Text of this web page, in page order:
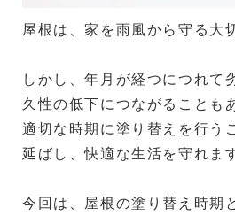
屋根は、家を雨風から守る大
しかし、年月が経つにつれて
久性の低下につながることも
適切な時期に塗り替えを行う
延ばし、快適な生活を守れま
今回は、屋根の塗り替え時期